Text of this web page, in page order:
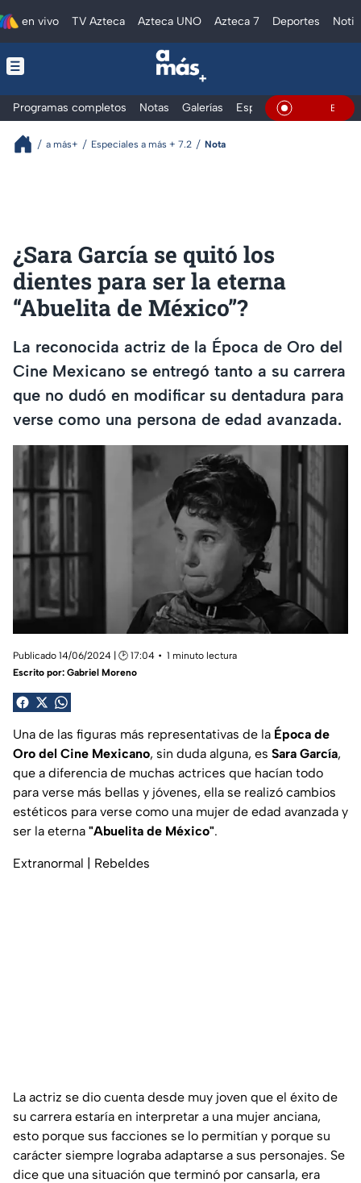
en vivo TV Azteca Azteca UNO Azteca 7 Deportes
Programas completos Notas Galerías Especiales En Vivo
a más+ Especiales a más + 7.2 Nota
¿Sara García se quitó los
dientes para ser la eterna
“Abuelita de México”?
La reconocida actriz de la Época de Oro del
Cine Mexicano se entregó tanto a su carrera
que no dudó en modificar su dentadura para
verse como una persona de edad avanzada.
Publicado 14/06/2024 | 🕑 17:04
1 minuto lectura
Escrito por: Gabriel Moreno
Una de las figuras más representativas de la Época de
Oro del Cine Mexicano, sin duda alguna, es Sara García,
que a diferencia de muchas actrices que hacían todo
para verse más bellas y jóvenes, ella se realizó cambios
estéticos para verse como una mujer de edad avanzada y
ser la eterna "Abuelita de México".
Extranormal | Rebeldes
La actriz se dio cuenta desde muy joven que el éxito de
su carrera estaría en interpretar a una mujer anciana,
esto porque sus facciones se lo permitían y porque su
carácter siempre lograba adaptarse a sus personajes. Se
dice que una situación que terminó por cansarla, era